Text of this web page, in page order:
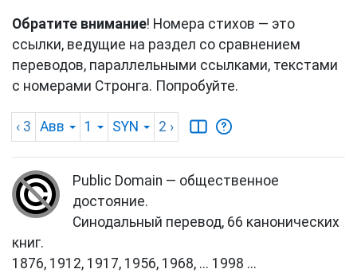
Обратите внимание! Номера стихов — это
ссылки, ведущие на раздел со сравнением
переводов, параллельными ссылками, текстами
с номерами Стронга. Попробуйте.
‹ 3 Авв 1 SYN 2 ›
Public Domain — общественное
достояние.
Синодальный перевод, 66 канонических
книг.
1876, 1912, 1917, 1956, 1968, ... 1998 ...